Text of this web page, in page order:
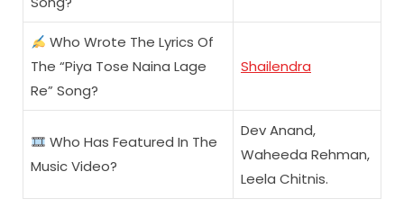
Who Wrote The Lyrics Of
The “Piya Tose Naina Lage
Re” Song?
Shailendra
Who Has Featured In The
Music Video?
Dev Anand,
Waheeda Rehman,
Leela Chitnis.